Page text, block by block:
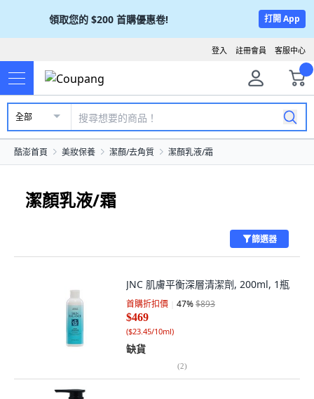
領取您的 $200 首購優惠卷! 打開 App
客服中心
註冊會員
登入
全部
酷澎首頁 美妝保養 潔顏/去角質 潔顏乳液/霜
潔顏乳液/霜
篩選器
JNC 肌膚平衡深層清潔劑, 200ml, 1瓶
首購折扣價 47%$893
$469
($23.45/10ml)
缺貨
(2)